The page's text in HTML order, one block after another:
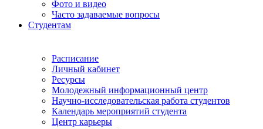
Фото и видео
Часто задаваемые вопросы
Студентам
Расписание
Личный кабинет
Ресурсы
Молодежный информационный центр
Научно-исследовательская работа студентов
Календарь мероприятий студента
Центр карьеры